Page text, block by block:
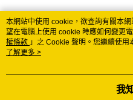
熱門標籤
本網站中使用 cookie，欲查詢有關本
望在電腦上使用 cookie 時應如何變更
權條款 」之 Cookie 聲明。您繼續使
用條款之 Cookie 聲明使用 cookie。
了解更多 >
我